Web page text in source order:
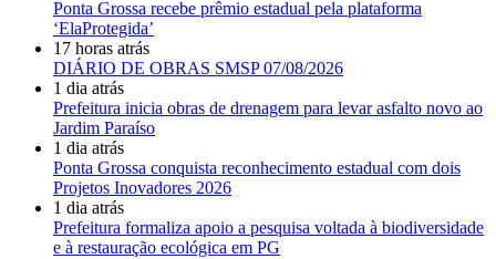
Ponta Grossa recebe prêmio estadual pela plataforma
‘ElaProtegida’
17 horas atrás
DIÁRIO DE OBRAS SMSP 07/08/2026
1 dia atrás
Prefeitura inicia obras de drenagem para levar asfalto novo ao
Jardim Paraíso
1 dia atrás
Ponta Grossa conquista reconhecimento estadual com dois
Projetos Inovadores 2026
1 dia atrás
Prefeitura formaliza apoio a pesquisa voltada à biodiversidade
e à restauração ecológica em PG